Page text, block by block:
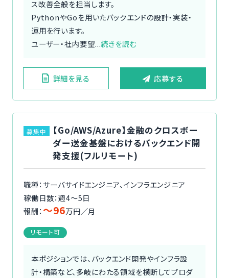
ス改善全般を担当します。
PythonやGoを用いたバックエンドの設計・実装・
運用を行います。
ユーザー・社内要望...続きを読む
詳細を見る 応募する
募集中
【Go/AWS/Azure】金融のクロスボー
ダー送金基盤におけるバックエンド開
発支援(フルリモート)
職種：サーバサイドエンジニア、インフラエンジニア
稼働日数：週4〜5日
報酬： 〜96万円／月
リモート可
本ポジションでは、バックエンド開発やインフラ設
計・構築など、多岐にわたる領域を横断してプロダ